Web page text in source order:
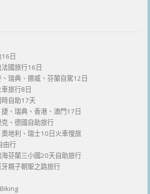
日
國旅行16日
瑞典、挪威、芬蘭自駕12日
旅行8日
自助17天
、瑞典、香港、澳門17日
、德國自助旅行
地利、瑞士10日火車慢旅
由行
芬蘭三小國20天自助旅行
親子朝聖之路旅行